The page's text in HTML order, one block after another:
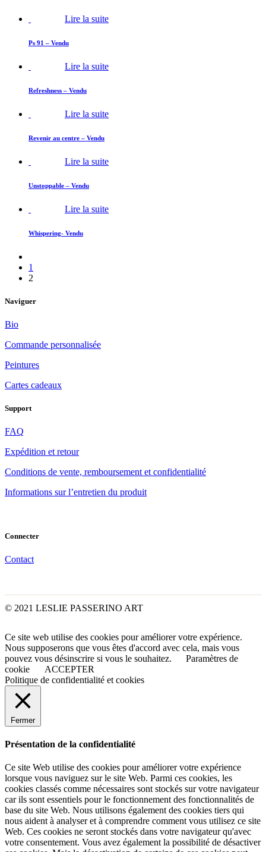
Lire la suite
Ps 91 – Vendu
Lire la suite
Refreshness – Vendu
Lire la suite
Revenir au centre – Vendu
Lire la suite
Unstoppable – Vendu
Lire la suite
Whispering- Vendu
1
2
Naviguer
Bio
Commande personnalisée
Peintures
Cartes cadeaux
Support
FAQ
Expédition et retour
Conditions de vente, remboursement et confidentialité
Informations sur l’entretien du produit
Connecter
Contact
© 2021 LESLIE PASSERINO ART
Ce site web utilise des cookies pour améliorer votre expérience.
Nous supposerons que vous êtes d'accord avec cela, mais vous
pouvez vous désinscrire si vous le souhaitez.
Paramètres de
cookie
ACCEPTER
Politique de confidentialité et cookies
Fermer
Présentation de la confidentialité
Ce site Web utilise des cookies pour améliorer votre expérience
lorsque vous naviguez sur le site Web. Parmi ces cookies, les
cookies classés comme nécessaires sont stockés sur votre navigateur
car ils sont essentiels pour le fonctionnement des fonctionnalités de
base du site Web. Nous utilisons également des cookies tiers qui
nous aident à analyser et à comprendre comment vous utilisez ce site
Web. Ces cookies ne seront stockés dans votre navigateur qu'avec
votre consentement. Vous avez également la possibilité de désactiver